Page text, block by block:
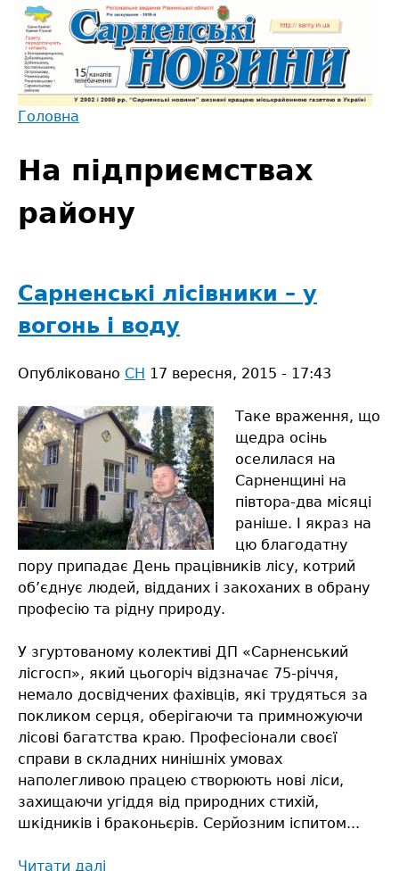
Jump
navigation
є
тут
Головна
to
top
На підприємствах
району
Сарненські лісівники – у
вогонь і воду
Опубліковано СН 17 вересня, 2015 - 17:43
Таке враження, що
щедра осінь
оселилася на
Сарненщині на
півтора-два місяці
раніше. І якраз на
цю благодатну
пору припадає День працівників лісу, котрий
об’єднує людей, відданих і закоханих в обрану
професію та рідну природу.
У згуртованому колективі ДП «Сарненський
лісгосп», який цьогоріч відзначає 75-річчя,
немало досвідчених фахівців, які трудяться за
покликом серця, оберігаючи та примножуючи
лісові багатства краю. Професіонали своєї
справи в складних нинішніх умовах
наполегливою працею створюють нові ліси,
захищаючи угіддя від природних стихій,
шкідників і браконьєрів. Серйозним іспитом...
Читати далі